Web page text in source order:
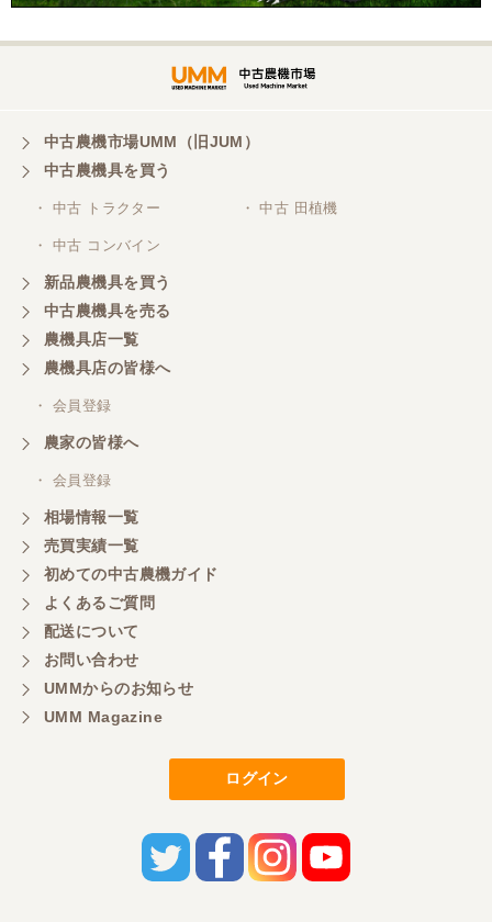
中古農機市場UMM（旧JUM）
中古農機具を買う
・ 中古 トラクター ・ 中古 田植機
・ 中古 コンバイン
新品農機具を買う
中古農機具を売る
農機具店一覧
農機具店の皆様へ
・ 会員登録
農家の皆様へ
・ 会員登録
相場情報一覧
売買実績一覧
初めての中古農機ガイド
よくあるご質問
配送について
お問い合わせ
UMMからのお知らせ
UMM Magazine
ログイン